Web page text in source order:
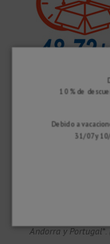
Andorra y
10 % de
Debido a
31/07 y